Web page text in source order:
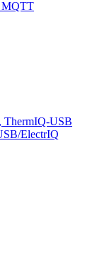
MQTT
ThermIQ-USB
ElectrIQ